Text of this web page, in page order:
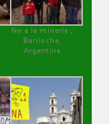
No a la minería ,
Bariloche,
Argentina